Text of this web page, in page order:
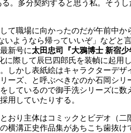
。多分契約すると思う私。そ
て職場に向かったのだが午前中
ようなら帰っていいぞ」などと
新号に太田忠司『大鴉博士 新宿
に際して辰巳四郎氏を装幀に起
しかし表紙絵はキャラクターデ
ーズ、と呼ぶべきなのか石岡シ
しているので御手洗シリーズに
用していたりする。
り主体はコミックとビデオ（
横溝正史作品集があちこち歯抜